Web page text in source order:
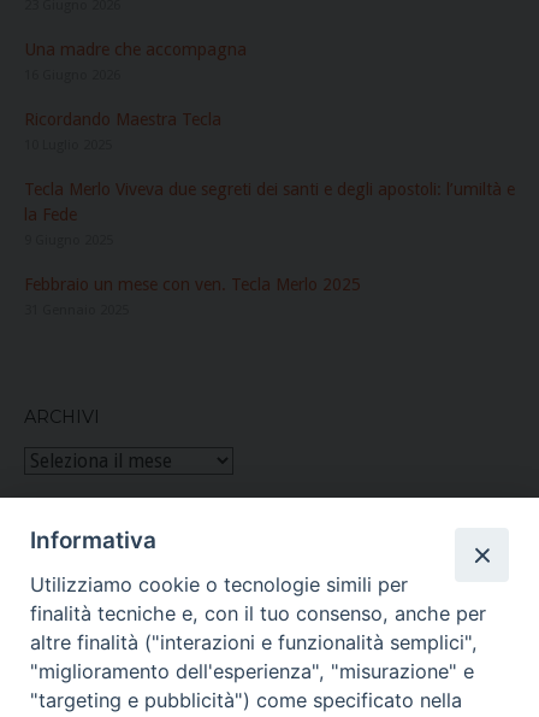
Una madre che accompagna
Ricordando Maestra Tecla
Tecla Merlo Viveva due segreti dei santi e degli apostoli: l’umiltà e
la Fede
Febbraio un mese con ven. Tecla Merlo 2025
ARCHIVI
Archivi
(06) 661.30.39
Per ulteriori informazioni teclamerlo@paoline.org
Informativa
Utilizziamo cookie o tecnologie simili per
finalità tecniche e, con il tuo consenso, anche per
altre finalità ("interazioni e funzionalità semplici",
"miglioramento dell'esperienza", "misurazione" e
"targeting e pubblicità") come specificato nella